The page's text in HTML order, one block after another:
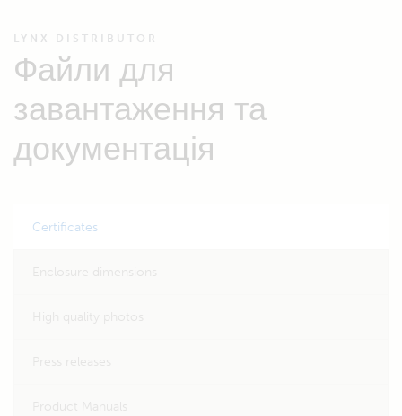
LYNX DISTRIBUTOR
Файли для
завантаження та
документація
Certificates